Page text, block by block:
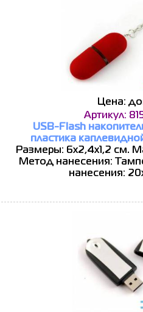
Цена:
Артикул:
USB-Flash
пластика
Размеры: 6х2,4х1,2 см.
Метод нанесения:
нанесения: